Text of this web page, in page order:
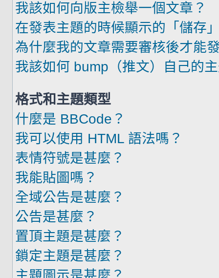
我該如何向版主檢舉一個文章？
在發表主題的時候顯示的「儲存
為什麼我的文章需要審核後才能
我該如何 bump（推文）自己的
格式和主題類型
什麼是 BBCode？
我可以使用 HTML 語法嗎？
表情符號是甚麼？
我能貼圖嗎？
全域公告是甚麼？
公告是甚麼？
置頂主題是甚麼？
鎖定主題是甚麼？